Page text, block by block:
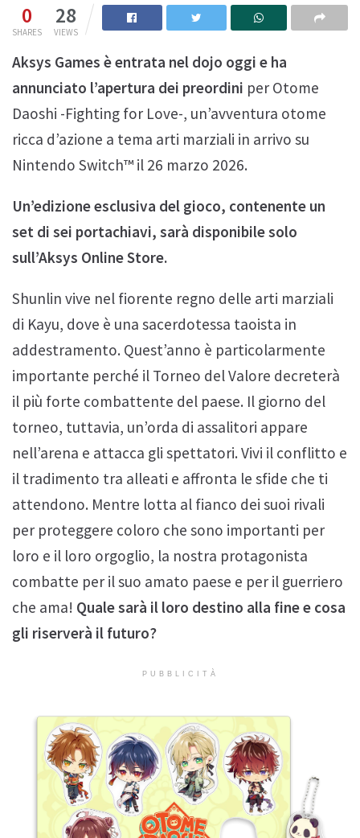
0
SHARES
28
VIEWS
Aksys Games è entrata nel dojo oggi e ha
annunciato l’apertura dei preordini per Otome
Daoshi -Fighting for Love-, un’avventura otome
ricca d’azione a tema arti marziali in arrivo su
Nintendo Switch™ il 26 marzo 2026.
Un’edizione esclusiva del gioco, contenente un
set di sei portachiavi, sarà disponibile solo
sull’Aksys Online Store.
Shunlin vive nel fiorente regno delle arti marziali
di Kayu, dove è una sacerdotessa taoista in
addestramento. Quest’anno è particolarmente
importante perché il Torneo del Valore decreterà
il più forte combattente del paese. Il giorno del
torneo, tuttavia, un’orda di assalitori appare
nell’arena e attacca gli spettatori. Vivi il conflitto e
il tradimento tra alleati e affronta le sfide che ti
attendono. Mentre lotta al fianco dei suoi rivali
per proteggere coloro che sono importanti per
loro e il loro orgoglio, la nostra protagonista
combatte per il suo amato paese e per il guerriero
che ama! Quale sarà il loro destino alla fine e cosa
gli riserverà il futuro?
PUBBLICITÀ